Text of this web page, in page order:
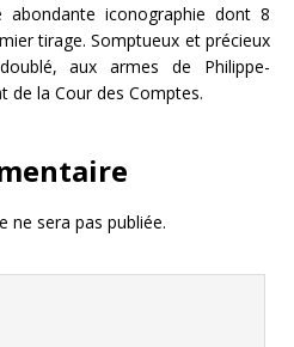
iconographie dont 8
tirage. Somptueux et précieux
aux armes de Philippe-
de la Cour des Comptes.
ne sera pas publiée.